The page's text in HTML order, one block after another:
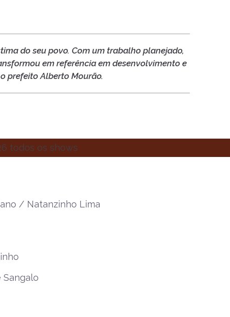
do seu povo. Com um trabalho planejado,
em referência em desenvolvimento e
prefeito Alberto Mourão.
/ Natanzinho Lima